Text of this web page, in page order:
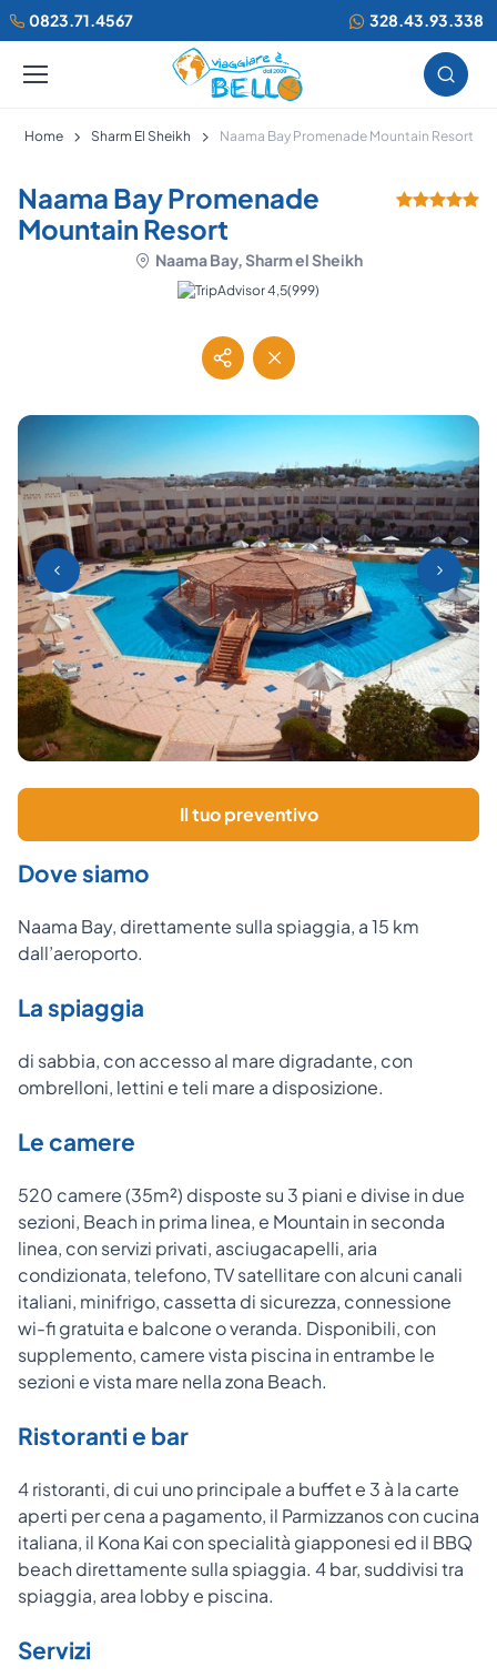
0823.71.4567 328.43.93.338
Home Sharm El Sheikh Naama Bay Promenade Mountain Resort
Naama Bay Promenade
Mountain Resort
Naama Bay, Sharm el Sheikh
(999)
Il tuo preventivo
Dove siamo
Naama Bay, direttamente sulla spiaggia, a 15 km
dall’aeroporto.
La spiaggia
di sabbia, con accesso al mare digradante, con
ombrelloni, lettini e teli mare a disposizione.
Le camere
520 camere (35m²) disposte su 3 piani e divise in due
sezioni, Beach in prima linea, e Mountain in seconda
linea, con servizi privati, asciugacapelli, aria
condizionata, telefono, TV satellitare con alcuni canali
italiani, minifrigo, cassetta di sicurezza, connessione
wi-fi gratuita e balcone o veranda. Disponibili, con
supplemento, camere vista piscina in entrambe le
sezioni e vista mare nella zona Beach.
Ristoranti e bar
4 ristoranti, di cui uno principale a buffet e 3 à la carte
aperti per cena a pagamento, il Parmizzanos con cucina
italiana, il Kona Kai con specialità giapponesi ed il BBQ
beach direttamente sulla spiaggia. 4 bar, suddivisi tra
spiaggia, area lobby e piscina.
Servizi